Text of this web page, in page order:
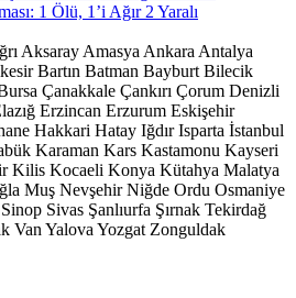
1 Ölü, 1’i Ağır 2 Yaralı
Aksaray Amasya Ankara Antalya
Bartın Batman Bayburt Bilecik
Çanakkale Çankırı Çorum Denizli
Erzincan Erzurum Eskişehir
Hakkari Hatay Iğdır Isparta İstanbul
Karaman Kars Kastamonu Kayseri
Kilis Kocaeli Konya Kütahya Malatya
Muş Nevşehir Niğde Ordu Osmaniye
Sinop Sivas Şanlıurfa Şırnak Tekirdağ
Van Yalova Yozgat Zonguldak